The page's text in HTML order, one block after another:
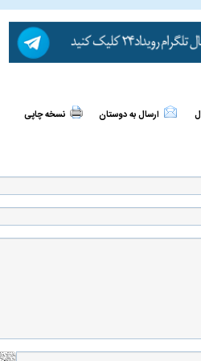
ارسال به دوستان نسخه چاپی
نگرانی من،
ببینید| عراقچی: تعیین
دریایی میان ایران و
و شفاف‌کننده دلیل علاقه برخی افراد به